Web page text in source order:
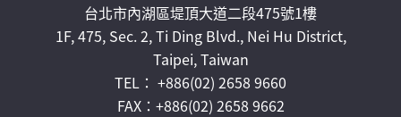
台北市內湖區堤頂大道二段475號1樓
1F, 475, Sec. 2, Ti Ding Blvd., Nei Hu District,
Taipei, Taiwan
TEL： +886(02) 2658 9660
FAX：+886(02) 2658 9662